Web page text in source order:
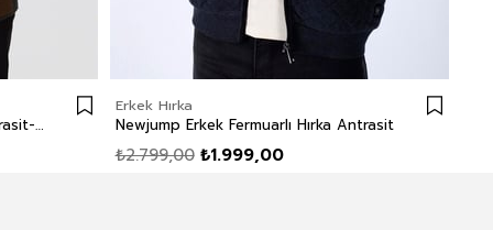
Alvin Erkek Klasik Yaka Hırka Antrasit-Hardal
Erkek Hırka
Newjump Erkek Fermuarlı Hırka Antrasit
₺1.999,00
₺2.799,00